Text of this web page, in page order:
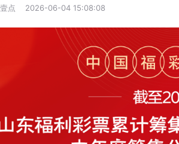
点 2026-06-04 15:08:08